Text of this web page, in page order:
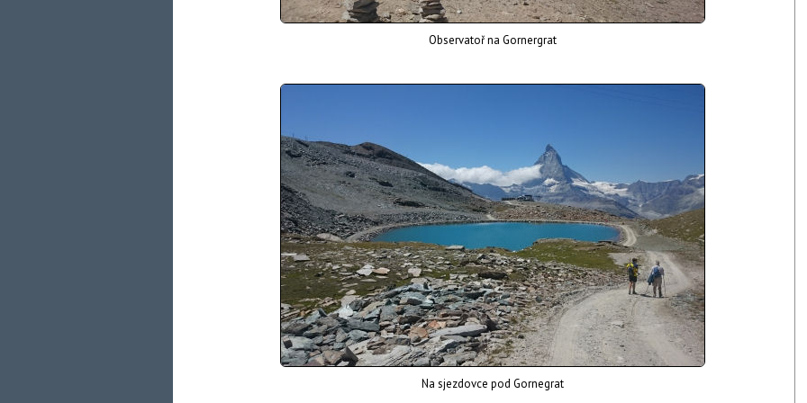
Observatoř na Gornergrat
Na sjezdovce pod Gornegrat